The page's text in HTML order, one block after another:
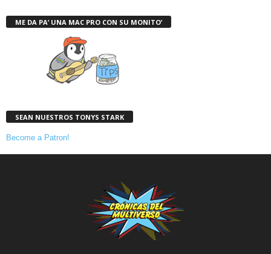
ME DA PA’ UNA MAC PRO CON SU MONITO’
SEAN NUESTROS TONYS STARK
Become a Patron!